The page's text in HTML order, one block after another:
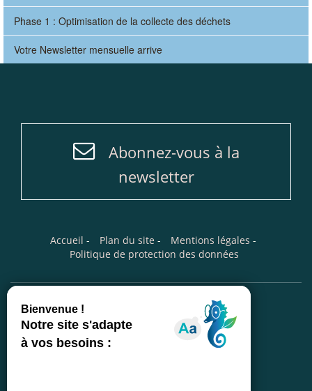
Phase 1 : Optimisation de la collecte des déchets
Votre Newsletter mensuelle arrive
Abonnez-vous à la
newsletter
Accueil - Plan du site- Mentions légales -
Politique de protection des données